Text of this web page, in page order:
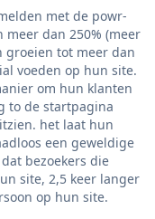
met de powr-
dan 250% (meer
groeien tot meer dan
voeden op hun site.
om hun klanten
to de startpagina
het laat hun
een geweldige
bezoekers die
site, 2,5 keer langer
op hun site.